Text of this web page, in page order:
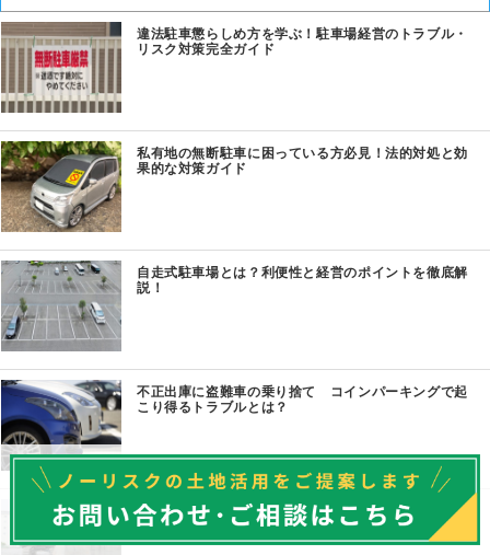
違法駐車懲らしめ方を学ぶ！駐車場経営のトラブル・
リスク対策完全ガイド
私有地の無断駐車に困っている方必見！法的対処と効
果的な対策ガイド
自走式駐車場とは？利便性と経営のポイントを徹底解
説！
不正出庫に盗難車の乗り捨て コインパーキングで起
こり得るトラブルとは？
駐車場出入口の切り下げ工事：基礎知識から費用まで
徹底解説